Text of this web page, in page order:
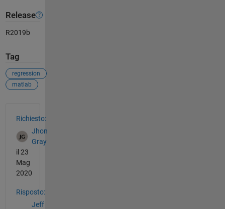
Release
R2019b
Tag
regression
matlab
Richiesto:
Jhon
Gray
il 23
Mag
2020
Risposto:
Jeff